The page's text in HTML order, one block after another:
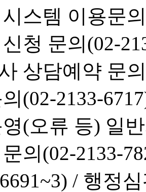
스템 이용문
청 문의(02-
상담예약 문
(02-2133-
(오류 등) 일
의(02-2133-
/ 행정심